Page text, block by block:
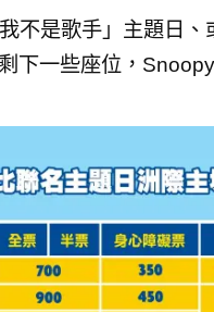
不是歌手」主題日
下一些座位，